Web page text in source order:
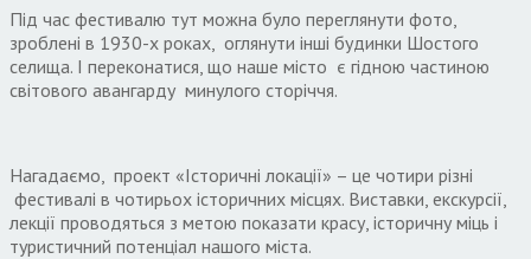
Під час фестивалю тут можна було переглянути фото,
зроблені в 1930-х роках, оглянути інші будинки Шостого
селища. І переконатися, що наше місто є гідною частиною
світового авангарду минулого сторіччя.
Нагадаємо, проект «Історичні локації» – це чотири різні
фестивалі в чотирьох історичних місцях. Виставки, екскурсії,
лекції проводяться з метою показати красу, історичну міць і
туристичний потенціал нашого міста.